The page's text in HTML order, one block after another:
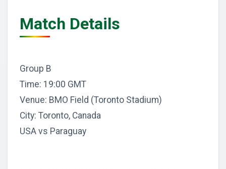
Match Details
Group B
Time: 19:00 GMT
Venue: BMO Field (Toronto Stadium)
City: Toronto, Canada
USA vs Paraguay